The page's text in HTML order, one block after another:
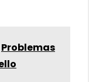
Problemas